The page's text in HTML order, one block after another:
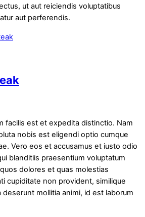
ut aut reiciendis voluptatibus
aut perferendis.
facilis est et expedita distinctio. Nam
nobis est eligendi optio cumque
Vero eos et accusamus et iusto odio
blanditiis praesentium voluptatum
dolores et quas molestias
cupiditate non provident, similique
deserunt mollitia animi, id est laborum